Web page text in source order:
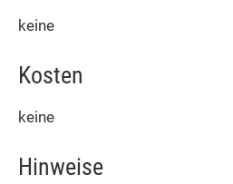
keine
Kosten
keine
Hinweise